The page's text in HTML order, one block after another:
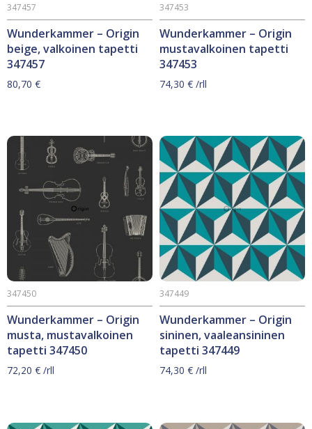
Wunderkammer – Origin
beige, valkoinen tapetti
347457
347457
80,70 €
Wunderkammer – Origin
mustavalkoinen tapetti
347453
347453
74,30 € /rll
Wunderkammer – Origin
musta, mustavalkoinen
tapetti 347450
347450
72,20 € /rll
Wunderkammer – Origin
sininen, vaaleansininen
tapetti 347449
347449
74,30 € /rll